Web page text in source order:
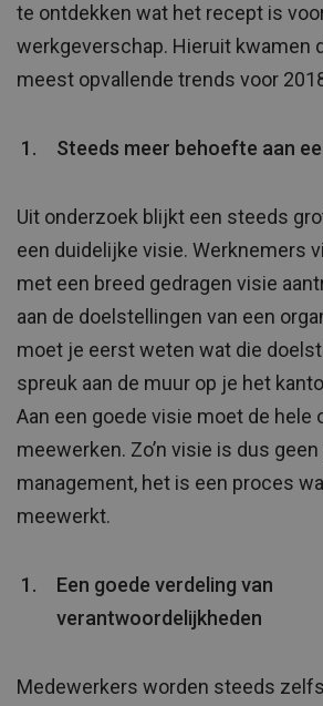
te ontdekken wat het recept is
werkgeverschap. Hieruit kwamen
meest opvallende trends voor
Steeds meer behoefte aan
Uit onderzoek blijkt een steeds
een duidelijke visie. Werknemers
met een breed gedragen visie
aan de doelstellingen van een
moet je eerst weten wat die
spreuk aan de muur op je het
Aan een goede visie moet de hele
meewerken. Zo’n visie is dus
management, het is een proces
meewerkt.
Een goede verdeling van
verantwoordelijkheden
Medewerkers worden steeds